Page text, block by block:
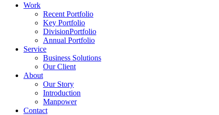
Work
Recent Portfolio
Key Portfolio
DivisionPortfolio
Annual Portfolio
Service
Business Solutions
Our Client
About
Our Story
Introduction
Manpower
Contact